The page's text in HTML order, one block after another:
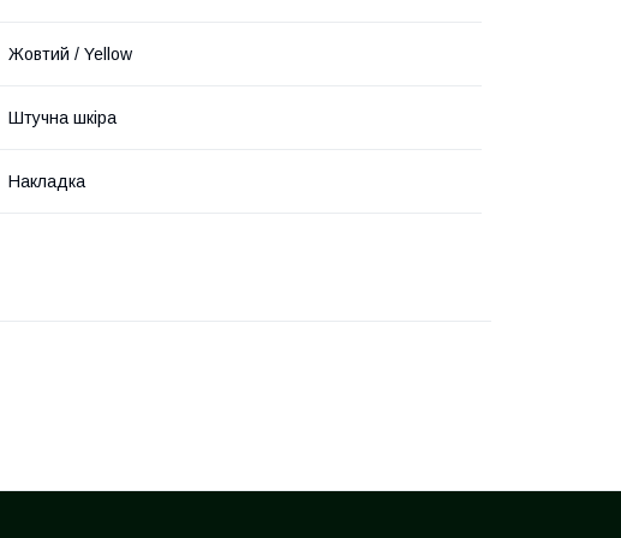
Жовтий / Yellow
Штучна шкіра
Накладка